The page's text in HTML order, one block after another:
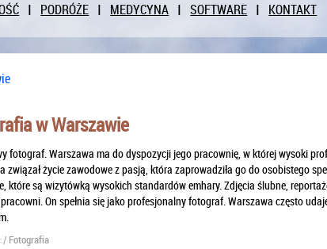
PODRÓŻE MEDYCYNA SOFTWARE KONTAKT
w Warszawie
fotograf. Warszawa ma do dyspozycji jego pracownię, w której wysoki
związał życie zawodowe z pasją, która zaprowadziła go do osobistego
które są wizytówką wysokich standardów emhary. Zdjęcia ślubne,
On spełnia się jako profesjonalny fotograf. Warszawa często
/ Fotografia